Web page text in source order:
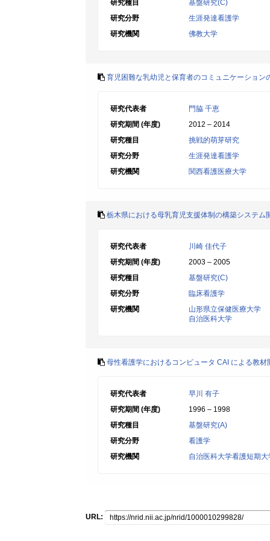
研究種目
基盤研究(C)
研究分野
生涯発達看護学
研究機関
佛教大学
育児困難な乳幼児と保育者のコミュニケーション
研究代表者
門脇 千恵
研究期間 (年度)
2012 – 2014
研究種目
挑戦的萌芽研究
研究分野
生涯発達看護学
研究機関
関西看護医療大学
栃木県における母乳育児支援体制の構築システム
研究代表者
川崎 佳代子
研究期間 (年度)
2003 – 2005
研究種目
基盤研究(C)
研究分野
臨床看護学
研究機関
山形県立保健医療大学
自治医科大学
母性看護学におけるコンピュータ CAI による教材
研究代表者
早川 有子
研究期間 (年度)
1996 – 1998
研究種目
基盤研究(A)
研究分野
看護学
研究機関
自治医科大学看護短期大
URL: